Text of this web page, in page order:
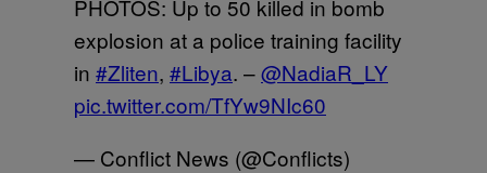
PHOTOS: Up to 50 killed in bomb
explosion at a police training facility
in #Zliten, #Libya. –@NadiaR_LY
pic.twitter.com/TfYw9NIc60
— Conflict News (@Conflicts)